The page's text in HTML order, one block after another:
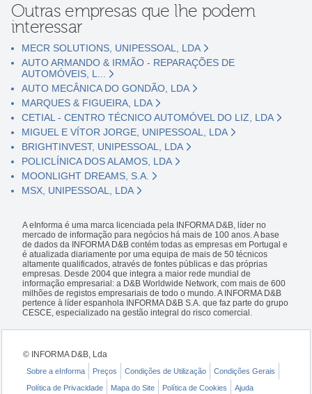
Outras empresas que lhe podem
interessar
MECR SOLUTIONS, UNIPESSOAL, LDA
AUTO ARMANDO & IRMÃO - REPARAÇÕES DE
AUTOMÓVEIS, L...
AUTO MECÂNICA DO GONDÃO, LDA
MARQUES & FIGUEIRA, LDA
CETIAL - CENTRO TÉCNICO AUTOMÓVEL DO LIZ, LDA
MIGUEL E VÍTOR JORGE, UNIPESSOAL, LDA
BRIGHTINVEST, UNIPESSOAL, LDA
POLICLÍNICA DOS ALAMOS, LDA
MOONLIGHT DREAMS, S.A.
MSX, UNIPESSOAL, LDA
A eInforma é uma marca licenciada pela INFORMA D&B, líder no
mercado de informação para negócios há mais de 100 anos. A base
de dados da INFORMA D&B contém todas as empresas em Portugal e
é atualizada diariamente por uma equipa de mais de 50 técnicos
altamente qualificados, através de fontes públicas e das próprias
empresas. Desde 2004 que integra a maior rede mundial de
informação empresarial: a D&B Worldwide Network, com mais de 600
milhões de registos empresariais de todo o mundo. A INFORMA D&B
pertence à líder espanhola INFORMA D&B S.A. que faz parte do grupo
CESCE, especializado na gestão integral do risco comercial.
© INFORMA D&B, Lda
Sobre a eInforma Preços Condições de Utilização
Condições Gerais
Política de Privacidade
Mapa do Site Política de Cookies Ajuda